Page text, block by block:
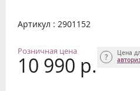
Артикул : 2901152
Розничная цена
10 990 р.
Цена